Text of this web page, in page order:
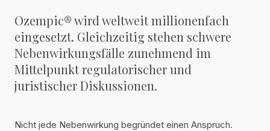
Ozempic® wird weltweit millionenfach
eingesetzt. Gleichzeitig stehen schwere
Nebenwirkungsfälle zunehmend im
Mittelpunkt regulatorischer und
juristischer Diskussionen.
Nicht jede Nebenwirkung begründet einen Anspruch.